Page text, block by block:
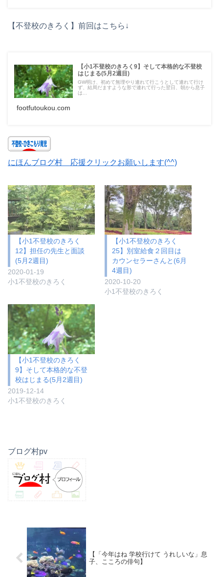
【不登校のきろく】前回はこちら↓
【小1不登校のきろく9】そして本格的な不登校
はじまる(5月2週目)
GW明け、初めて無理やり連れて行こうとして連れて行け
ず、結局だますような形で連れて行った翌日、朝から息子
は...
footfutoukou.com
にほんブログ村 応援クリックお願いします(^^)
【小1不登校のきろく
12】担任の先生と面談
(5月2週目)
2020-01-19
小1不登校のきろく
【小1不登校のきろく
25】別室給食２回目は
カウンセラーさんと(6月
4週目)
2020-10-20
小1不登校のきろく
【小1不登校のきろく
9】そして本格的な不登
校はじまる(5月2週目)
2019-12-14
小1不登校のきろく
ブログ村pv
【「今年はね 学校行けて うれしいな」息
子、こころの俳句】